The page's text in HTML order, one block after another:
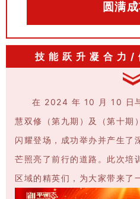
圆满成
技 能 跃 升 凝 合 力 /
在 2024 年 10 月 10 日
慧双修（第九期）及（第十期
闪耀登场，成功举办并产生了
芒照亮了前行的道路。此次培
区域的精英们，为大家带来了